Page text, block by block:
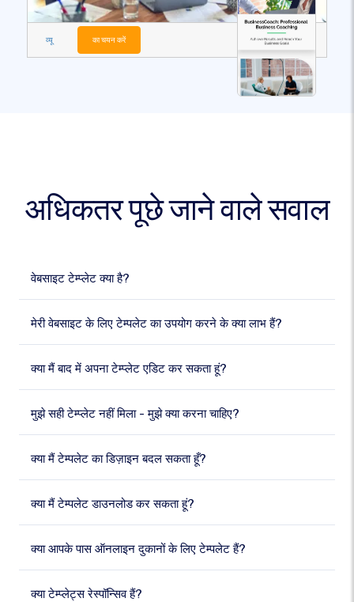
व्यू का चयन करें
अधिकतर पूछे जाने वाले सवाल
वेबसाइट टेम्प्लेट क्या है?
मेरी वेबसाइट के लिए टेम्पलेट का उपयोग करने के क्या लाभ हैं?
क्या मैं बाद में अपना टेम्प्लेट एडिट कर सकता हूं?
मुझे सही टेम्प्लेट नहीं मिला - मुझे क्या करना चाहिए?
क्या मैं टेम्पलेट का डिज़ाइन बदल सकता हूँ?
क्या मैं टेम्पलेट डाउनलोड कर सकता हूं?
क्या आपके पास ऑनलाइन दुकानों के लिए टेम्पलेट हैं?
क्या टेम्प्लेट्स रेस्पॉन्सिव हैं?